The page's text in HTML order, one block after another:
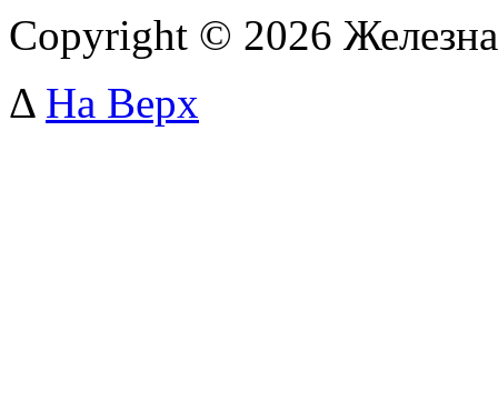
Copyright © 2026
Δ На Верх